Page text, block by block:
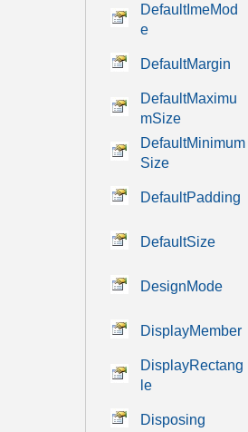
DefaultImeMod
e
DefaultMargin
DefaultMaximu
mSize
DefaultMinimum
Size
DefaultPadding
DefaultSize
DesignMode
DisplayMember
DisplayRectang
le
Disposing